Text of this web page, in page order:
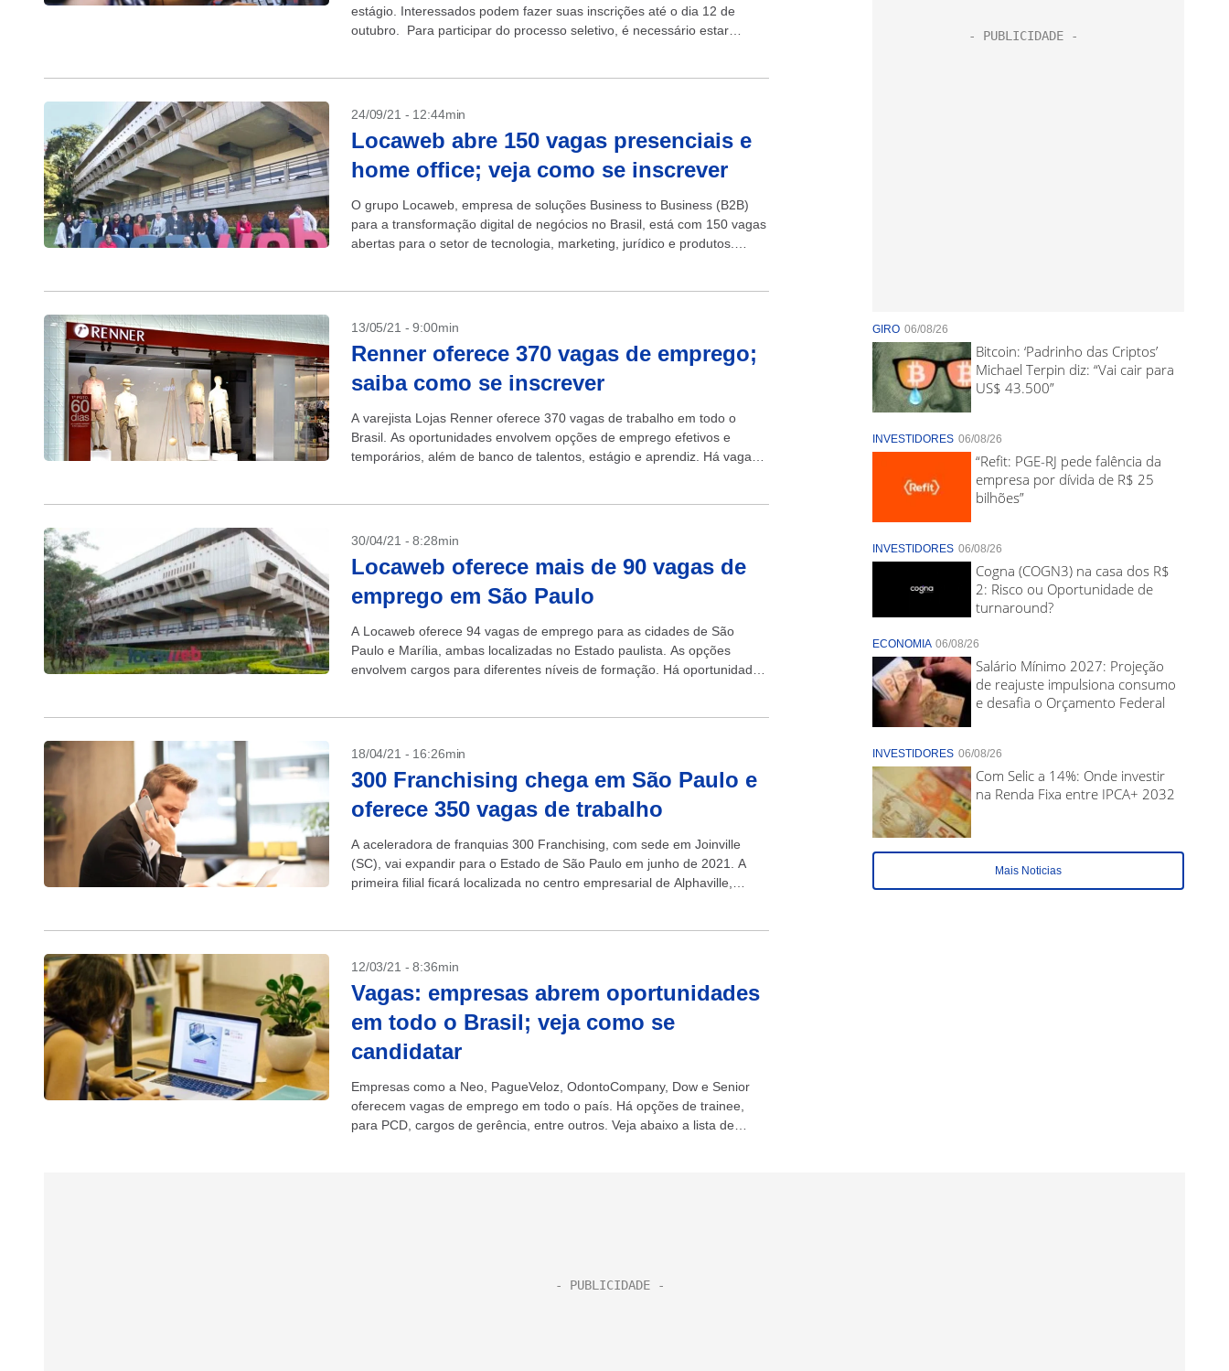
estágio. Interessados podem fazer suas inscrições até o dia 12 de
outubro. Para participar do processo seletivo, é necessário estar
24/09/21 - 12:44min
Locaweb abre 150 vagas presenciais e
home office; veja como se inscrever
O grupo Locaweb, empresa de soluções Business to Business (B2B)
para a transformação digital de negócios no Brasil, está com 150 vagas
abertas para o setor de tecnologia, marketing, jurídico e produtos.
13/05/21 - 9:00min
Renner oferece 370 vagas de emprego;
saiba como se inscrever
A varejista Lojas Renner oferece 370 vagas de trabalho em todo o
Brasil. As oportunidades envolvem opções de emprego efetivos e
temporários, além de banco de talentos, estágio e aprendiz. Há vagas
30/04/21 - 8:28min
Locaweb oferece mais de 90 vagas de
emprego em São Paulo
A Locaweb oferece 94 vagas de emprego para as cidades de São
Paulo e Marília, ambas localizadas no Estado paulista. As opções
envolvem cargos para diferentes níveis de formação. Há oportunidades
18/04/21 - 16:26min
300 Franchising chega em São Paulo e
oferece 350 vagas de trabalho
A aceleradora de franquias 300 Franchising, com sede em Joinville
(SC), vai expandir para o Estado de São Paulo em junho de 2021. A
primeira filial ficará localizada no centro empresarial de Alphaville,
12/03/21 - 8:36min
Vagas: empresas abrem oportunidades
em todo o Brasil; veja como se
candidatar
Empresas como a Neo, PagueVeloz, OdontoCompany, Dow e Senior
oferecem vagas de emprego em todo o país. Há opções de trainee,
para PCD, cargos de gerência, entre outros. Veja abaixo a lista de
GIRO 06/08/26
Bitcoin: ‘Padrinho das Criptos’
Michael Terpin diz: “Vai cair para
US$ 43.500”
INVESTIDORES 06/08/26
“Refit: PGE-RJ pede falência da
empresa por dívida de R$ 25
bilhões”
INVESTIDORES 06/08/26
Cogna (COGN3) na casa dos R$
2: Risco ou Oportunidade de
turnaround?
ECONOMIA 06/08/26
Salário Mínimo 2027: Projeção
de reajuste impulsiona consumo
e desafia o Orçamento Federal
INVESTIDORES 06/08/26
Com Selic a 14%: Onde investir
na Renda Fixa entre IPCA+ 2032
Mais Noticias